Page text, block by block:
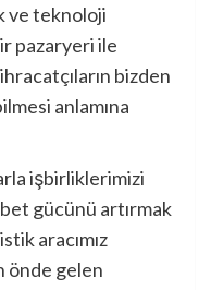
ve teknoloji
pazaryeri ile
bizden
anlamına
işbirliklerimizi
gücünü artırmak
aracımız
önde gelen